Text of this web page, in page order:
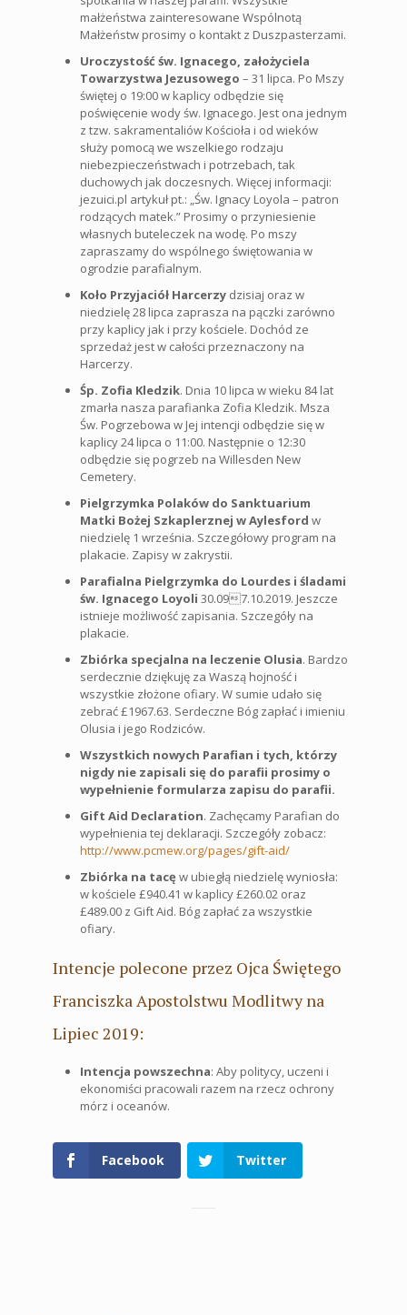
małżeństwa zainteresowane Wspólnotą
Małżeństw prosimy o kontakt z Duszpasterzami.
Uroczystość św. Ignacego, założyciela
Towarzystwa Jezusowego – 31 lipca. Po Mszy
świętej o 19:00 w kaplicy odbędzie się
poświęcenie wody św. Ignacego. Jest ona jednym
z tzw. sakramentaliów Kościoła i od wieków
służy pomocą we wszelkiego rodzaju
niebezpieczeństwach i potrzebach, tak
duchowych jak doczesnych. Więcej informacji:
jezuici.pl artykuł pt.: „Św. Ignacy Loyola – patron
rodzących matek.” Prosimy o przyniesienie
własnych buteleczek na wodę. Po mszy
zapraszamy do wspólnego świętowania w
ogrodzie parafialnym.
Koło Przyjaciół Harcerzy dzisiaj oraz w
niedzielę 28 lipca zaprasza na pączki zarówno
przy kaplicy jak i przy kościele. Dochód ze
sprzedaż jest w całości przeznaczony na
Harcerzy.
Śp. Zofia Kledzik. Dnia 10 lipca w wieku 84 lat
zmarła nasza parafianka Zofia Kledzik. Msza
Św. Pogrzebowa w Jej intencji odbędzie się w
kaplicy 24 lipca o 11:00. Następnie o 12:30
odbędzie się pogrzeb na Willesden New
Cemetery.
Pielgrzymka Polaków do Sanktuarium
Matki Bożej Szkaplerznej w Aylesford w
niedzielę 1 września. Szczegółowy program na
plakacie. Zapisy w zakrystii.
Parafialna Pielgrzymka do Lourdes i śladami
św. Ignacego Loyoli 30.097.10.2019. Jeszcze
istnieje możliwość zapisania. Szczegóły na
plakacie.
Zbiórka specjalna na leczenie Olusia. Bardzo
serdecznie dziękuję za Waszą hojność i
wszystkie złożone ofiary. W sumie udało się
zebrać £1967.63. Serdeczne Bóg zapłać i imieniu
Olusia i jego Rodziców.
Wszystkich nowych Parafian i tych, którzy
nigdy nie zapisali się do parafii prosimy o
wypełnienie formularza zapisu do parafii.
Gift Aid Declaration. Zachęcamy Parafian do
wypełnienia tej deklaracji. Szczegóły zobacz:
http://www.pcmew.org/pages/gift-aid/
Zbiórka na tacę w ubiegłą niedzielę wyniosła:
w kościele £940.41 w kaplicy £260.02 oraz
£489.00 z Gift Aid. Bóg zapłać za wszystkie
ofiary.
Intencje polecone przez Ojca Świętego
Franciszka Apostolstwu Modlitwy na
Lipiec 2019:
Intencja powszechna: Aby politycy, uczeni i
ekonomiści pracowali razem na rzecz ochrony
mórz i oceanów.
Facebook Twitter